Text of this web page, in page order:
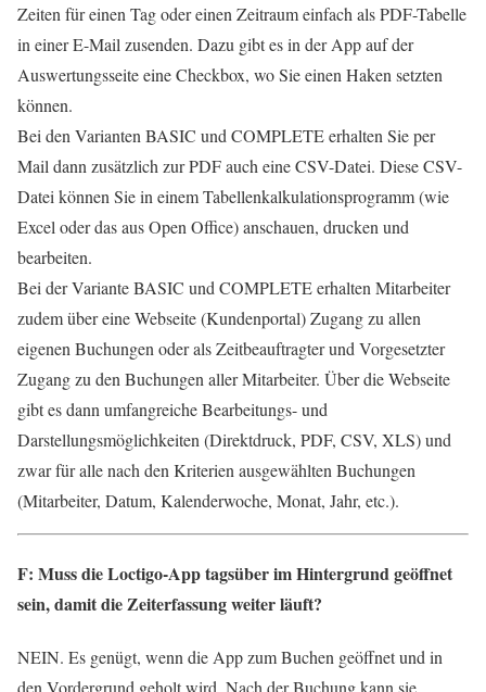
Zeiten für einen Tag oder einen Zeitraum einfach als PDF-Tabelle
in einer E-Mail zusenden. Dazu gibt es in der App auf der
Auswertungsseite eine Checkbox, wo Sie einen Haken setzten
können.
Bei den Varianten BASIC und COMPLETE erhalten Sie per
Mail dann zusätzlich zur PDF auch eine CSV-Datei. Diese CSV-
Datei können Sie in einem Tabellenkalkulationsprogramm (wie
Excel oder das aus Open Office) anschauen, drucken und
bearbeiten.
Bei der Variante BASIC und COMPLETE erhalten Mitarbeiter
zudem über eine Webseite (Kundenportal) Zugang zu allen
eigenen Buchungen oder als Zeitbeauftragter und Vorgesetzter
Zugang zu den Buchungen aller Mitarbeiter. Über die Webseite
gibt es dann umfangreiche Bearbeitungs- und
Darstellungsmöglichkeiten (Direktdruck, PDF, CSV, XLS) und
zwar für alle nach den Kriterien ausgewählten Buchungen
(Mitarbeiter, Datum, Kalenderwoche, Monat, Jahr, etc.).
F: Muss die Loctigo-App tagsüber im Hintergrund geöffnet
sein, damit die Zeiterfassung weiter läuft?
NEIN. Es genügt, wenn die App zum Buchen geöffnet und in